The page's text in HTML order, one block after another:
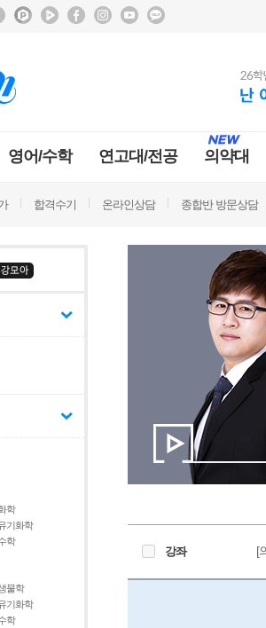
영어/수학 연고대/전공 의약대
합격수기 온라인상담 종합반 방문상담
학
기화학
학
물학
기화학
학
강좌 [